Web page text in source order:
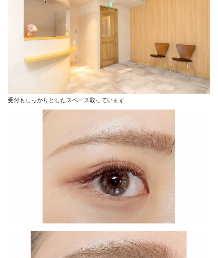
受付もしっかりとしたスペース取っています